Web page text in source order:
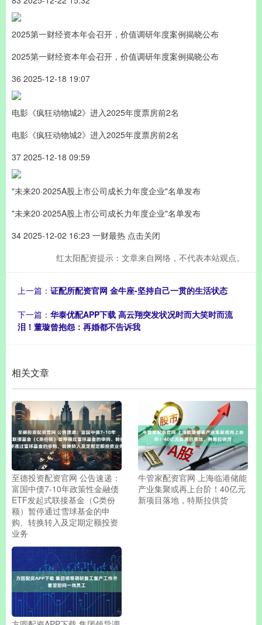
2025第一财经资本年会召开，价值调研年度案例揭晓公布
2025第一财经资本年会召开，价值调研年度案例揭晓公布
36 2025-12-18 19:07
电影《疯狂动物城2》进入2025年度票房前2名
电影《疯狂动物城2》进入2025年度票房前2名
37 2025-12-18 09:59
"未来20·2025A股上市公司成长力年度企业"名单发布
"未来20·2025A股上市公司成长力年度企业"名单发布
34 2025-12-02 16:23 一财最热 点击关闭
红太阳配资提示：文章来自网络，不代表本站观点。
上一篇： 证配所配资官网 金牛座-坚持自己一贯的生活状态
下一篇： 华泰优配APP下载 高云翔突发状况时而大笑时而流
泪！董璇曾抱怨：再婚都不告诉我
相关文章
至德投资配资官网 公告速递：
富国中债7-10年政策性金融债
ETF发起式联接基金（C类份
额）暂停通过雪球基金的申
购、转换转入及定期定额投资
业务
牛管家配资官网 上海临港储能
产业集聚或再上台阶！40亿元
新项目落地，特斯拉供货